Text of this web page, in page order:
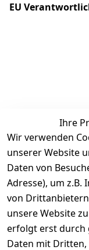
EU
Ihre
Wir verwenden
unserer Website
Daten von
Adresse), um z.B.
von
unsere Website
erfolgt erst durch
Daten mit
Rechtliches
AGB
Impressum
Datenschutze
rklärung
Widerrufsrec
ht
e
z